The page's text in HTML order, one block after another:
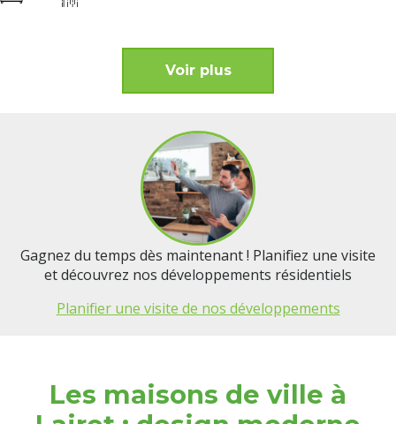
Voir plus
Gagnez du temps dès maintenant ! Planifiez une visite
et découvrez nos développements résidentiels
Planifier une visite de nos développements
Les maisons de ville à